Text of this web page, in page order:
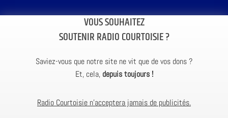
VOUS SOUHAITEZ
SOUTENIR RADIO COURTOISIE ?
Saviez-vous que notre site ne vit que de vos dons ?
Et, cela, depuis toujours !
Radio Courtoisie n’acceptera jamais de publicités.